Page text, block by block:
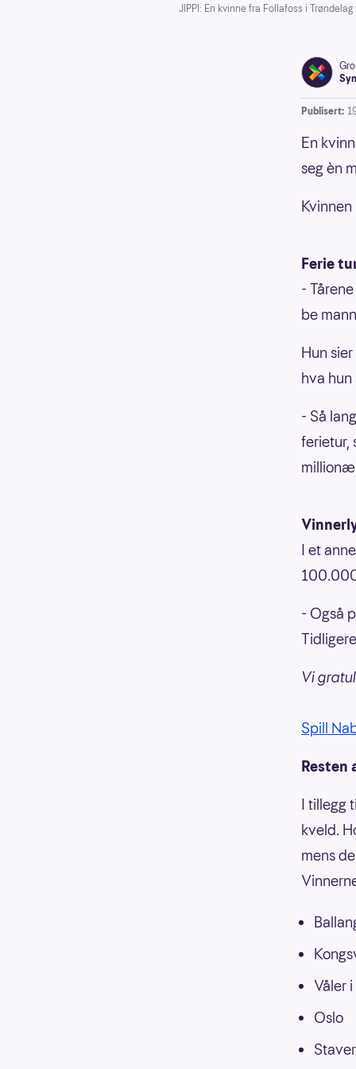
JIPPI: En kvinne fra Follafoss i
Gro
Publisert:
En
seg èn
Ferie
-
be
Hun
hva
- Så
ferietur,
I et
- Også
Vi
Spill
Resten
I tillegg
kveld.
mens
Våler
Oslo